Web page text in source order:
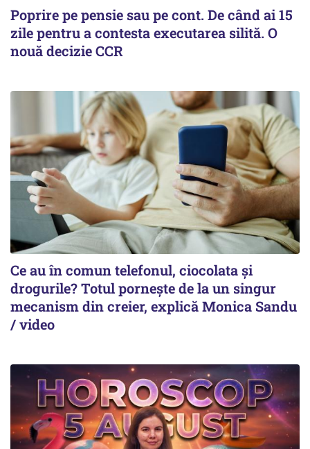
Poprire pe pensie sau pe cont. De când ai 15
zile pentru a contesta executarea silită. O
nouă decizie CCR
Ce au în comun telefonul, ciocolata și
drogurile? Totul pornește de la un singur
mecanism din creier, explică Monica Sandu
/ video